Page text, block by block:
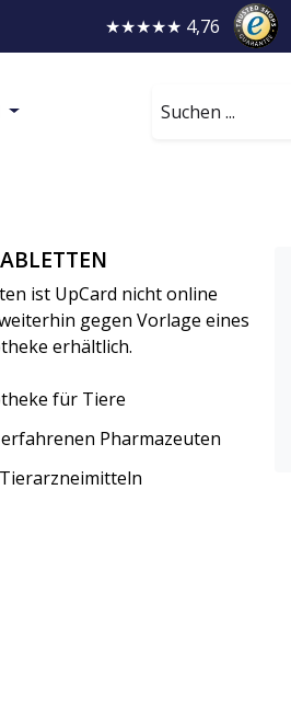
★★★★★ 4,76
für Tiere
Pharmazeuten
ist UpCard nicht online
gegen Vorlage eines
erhältlich.